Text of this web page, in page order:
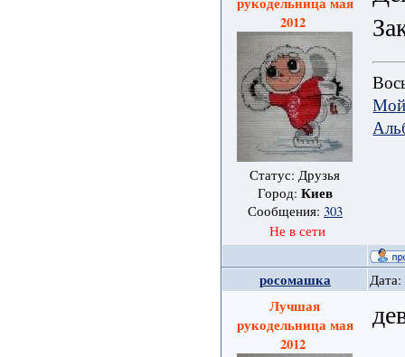
2012
Статус: Друзья
Город: Киев
Сообщения: 303
Не в сети
росомашка
Лучшая
рукодельница мая
2012